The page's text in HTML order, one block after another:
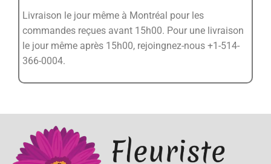
Livraison le jour même à Montréal pour les
commandes reçues avant 15h00. Pour une livraison
le jour même après 15h00, rejoingnez-nous +1-514-
366-0004.